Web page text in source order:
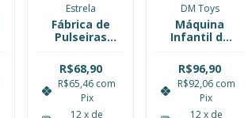
Estrela
Fábrica de
Pulseiras
Pingentes
Estrela
R$68,90
R$65,46 com
Pix
12x de
DM Toys
Máquina
Infantil de
Cerâmica a
Pilha DM
Toys
DMT7103
R$96,90
R$92,06 com
Pix
12x de